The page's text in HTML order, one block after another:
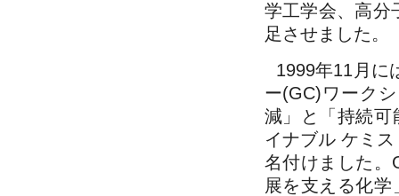
学工学会、高分
足させました。
1999年11月に
ー(GC)ワーク
減」と「持続可
イナブル ケミ
名付けました。
展を支える化